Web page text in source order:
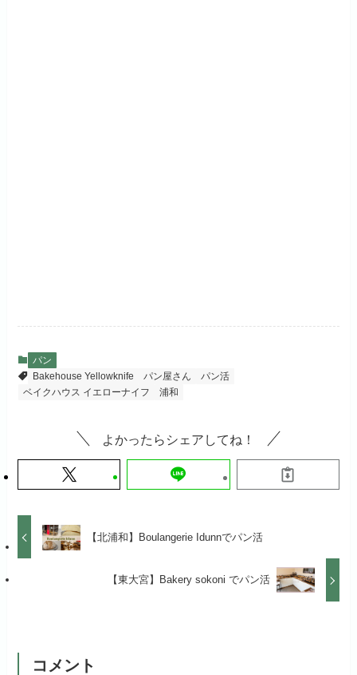
パン
Bakehouse Yellowknife
パン屋さん
パン活
ベイクハウス イエローナイフ
浦和
よかったらシェアしてね！
【北浦和】Boulangerie Idunnでパン活
【東大宮】Bakery sokoni でパン活
コメント